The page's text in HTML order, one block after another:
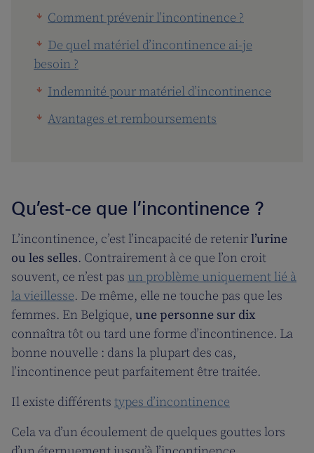
Comment prévenir l’incontinence ?
De quel matériel d’incontinence ai-je
besoin ?
Indemnité pour matériel d’incontinence
Avantages et remboursements
Qu’est-ce que l’incontinence ?
L’incontinence, c’est l’incapacité de retenirl’urine
ou les selles. Contrairement à ce que l’on croit
souvent, ce n’est pas un problème uniquement lié à
la vieillesse. De même, elle ne touche pas que les
femmes. En Belgique, une personne sur dix
connaîtra tôt ou tard une forme d’incontinence. La
bonne nouvelle : dans la plupart des cas,
l’incontinence peut parfaitement être traitée.
Il existe différents types d’incontinence
Cela va d’un écoulement de quelques gouttes lors